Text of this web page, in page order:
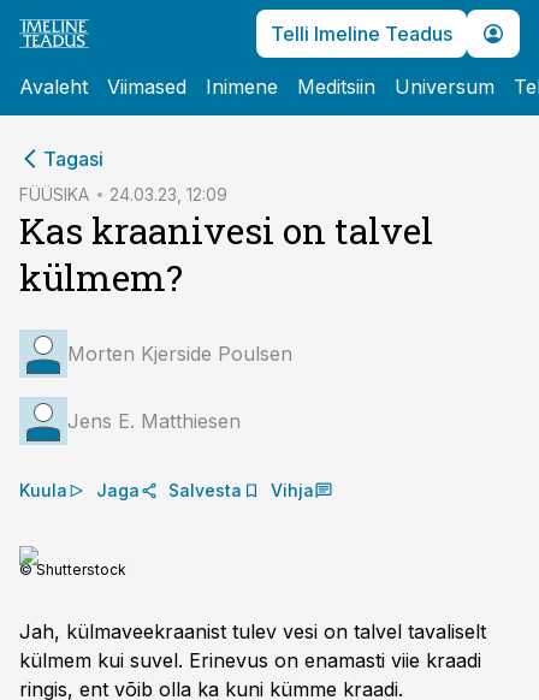
Telli Imeline Teadus
Avaleht Viimased Inimene Meditsiin Universum
Tagasi
FÜÜSIKA 24.03.23, 12:09
Kas kraanivesi on talvel
külmem?
Morten Kjerside Poulsen
Jens E. Matthiesen
Kuula Jaga Salvesta Vihja
© Shutterstock
Jah, külmaveekraanist tulev vesi on talvel tavaliselt
külmem kui suvel. Erinevus on enamasti viie kraadi
ringis, ent võib olla ka kuni kümme kraadi.